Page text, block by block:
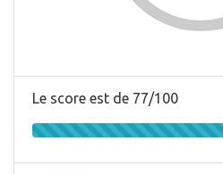
Le score est de 77/100